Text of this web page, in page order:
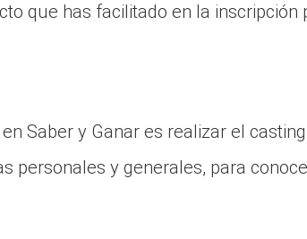
que has facilitado en la inscripción
Saber y Ganar es realizar el
personales y generales, para